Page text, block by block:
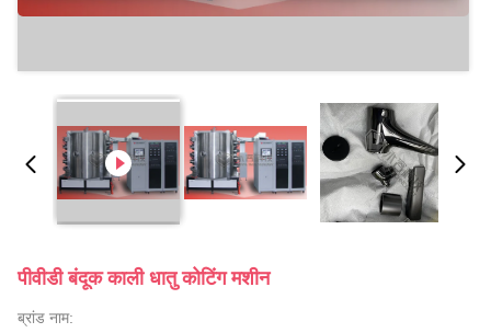
पीवीडी बंदूक काली धातु कोटिंग मशीन
ब्रांड नाम: